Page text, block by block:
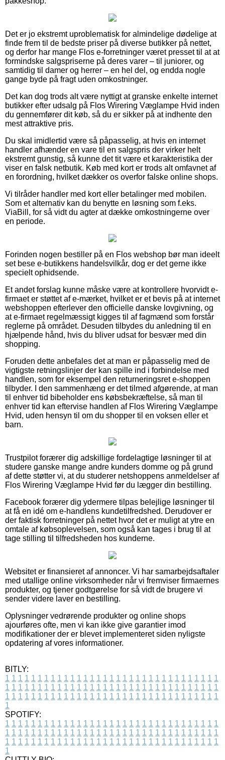
Det er jo ekstremt uproblematisk for almindelige dødelige at
finde frem til de bedste priser på diverse butikker på nettet,
og derfor har mange Flos e-forretninger været presset til at at
formindske salgspriserne på deres varer – til juniorer, og
samtidig til damer og herrer – en hel del, og endda nogle
gange byde på fragt uden omkostninger.
Det kan dog trods alt være nyttigt at granske enkelte internet
butikker efter udsalg på Flos Wirering Væglampe Hvid inden
du gennemfører dit køb, så du er sikker på at indhente den
mest attraktive pris.
Du skal imidlertid være så påpasselig, at hvis en internet
handler afhænder en vare til en salgspris der virker helt
ekstremt gunstig, så kunne det tit være et karakteristika der
viser en falsk netbutik. Køb med kort er trods alt omfavnet af
en forordning, hvilket dækker os overfor falske online shops.
Vi tilråder handler med kort eller betalinger med mobilen.
Som et alternativ kan du benytte en løsning som f.eks.
ViaBill, for så vidt du agter at dække omkostningerne over
en periode.
Forinden nogen bestiller på en Flos webshop bør man ideelt
set bese e-butikkens handelsvilkår, dog er det gerne ikke
specielt ophidsende.
Et andet forslag kunne måske være at kontrollere hvorvidt e-
firmaet er støttet af e-mærket, hvilket er et bevis på at internet
webshoppen efterlever den officielle danske lovgivning, og
at e-firmaet regelmæssigt kigges til af fagmænd som forstår
reglerne på området. Desuden tilbydes du anledning til en
hjælpende hånd, hvis du bliver udsat for besvær med din
shopping.
Foruden dette anbefales det at man er påpasselig med de
vigtigste retningslinjer der kan spille ind i forbindelse med
handlen, som for eksempel den returneringsret e-shoppen
tilbyder. I den sammenhæng er det tilmed afgørende, at man
til enhver tid bibeholder ens købsbekræftelse, så man til
enhver tid kan eftervise handlen af Flos Wirering Væglampe
Hvid, uden hensyn til om du shopper til en voksen eller et
barn.
Trustpilot forærer dig adskillige fordelagtige løsninger til at
studere ganske mange andre kunders domme og på grund
af dette støtter vi, at du studerer netshoppens anmeldelser af
Flos Wirering Væglampe Hvid før du lægger din bestilling.
Facebook forærer dig ydermere tilpas belejlige løsninger til
at få en idé om e-handlens kundetilfredshed. Derudover er
der faktisk forretninger på nettet hvor det er muligt at ytre en
omtale af købsoplevelsen, som også kan tages i brug til at
tage stilling til tilfredsheden hos kunderne.
Websitet er finansieret af annoncer. Vi har samarbejdsaftaler
med utallige online virksomheder når vi fremviser firmaernes
produkter, og tjener godtgørelse for så vidt de brugere vi
sender videre laver en bestilling.
Oplysninger vedrørende produkter og online shops
ajourføres ofte, men vi kan ikke give garantier imod
modifikationer der er blevet implementeret siden nyligste
opdatering af vores informationer.
BITLY:
1 1 1 1 1 1 1 1 1 1 1 1 1 1 1 1 1 1 1 1 1 1 1 1 1 1 1 1 1 1 1 1 1
1 1 1 1 1 1 1 1 1 1 1 1 1 1 1 1 1 1 1 1 1 1 1 1 1 1 1 1 1 1 1 1 1
1 1 1 1 1 1 1 1 1 1 1 1 1 1 1 1 1 1 1 1 1 1 1 1 1 1 1 1 1 1 1 1 1
1
SPOTIFY:
1 1 1 1 1 1 1 1 1 1 1 1 1 1 1 1 1 1 1 1 1 1 1 1 1 1 1 1 1 1 1 1 1
1 1 1 1 1 1 1 1 1 1 1 1 1 1 1 1 1 1 1 1 1 1 1 1 1 1 1 1 1 1 1 1 1
1 1 1 1 1 1 1 1 1 1 1 1 1 1 1 1 1 1 1 1 1 1 1 1 1 1 1 1 1 1 1 1 1
1